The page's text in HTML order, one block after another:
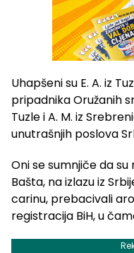
Uhapšeni su E. A. iz
pripadnika Oružanih
Tuzle i A. M. iz
unutrašnjih poslova
Oni se sumnjiče da
Bašta, na izlazu iz
carinu, prebacivali
registracija BiH, u